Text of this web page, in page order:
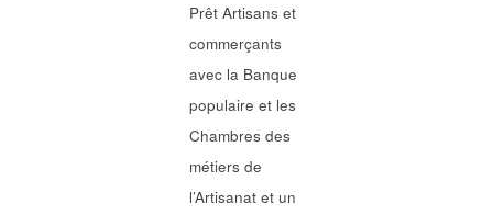
Prêt Artisans et
commerçants
avec la Banque
populaire et les
Chambres des
métiers de
l’Artisanat et un